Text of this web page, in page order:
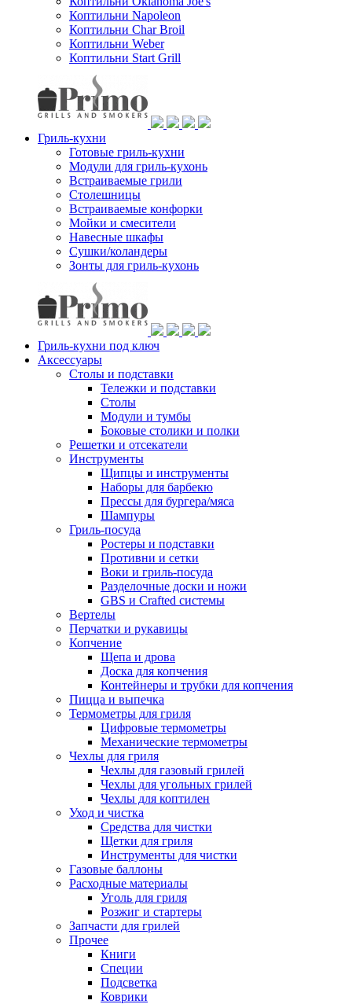
Коптильни Napoleon
Коптильни Char Broil
Коптильни Weber
Коптильни Start Grill
Гриль-кухни
Готовые гриль-кухни
Модули для гриль-кухонь
Встраиваемые грили
Столешницы
Встраиваемые конфорки
Мойки и смесители
Навесные шкафы
Сушки/коландеры
Зонты для гриль-кухонь
Гриль-кухни под ключ
Аксессуары
Столы и подставки
Тележки и подставки
Столы
Модули и тумбы
Боковые столики и полки
Решетки и отсекатели
Инструменты
Щипцы и инструменты
Наборы для барбекю
Прессы для бургера/мяса
Шампуры
Гриль-посуда
Ростеры и подставки
Противни и сетки
Воки и гриль-посуда
Разделочные доски и ножи
GBS и Crafted системы
Вертелы
Перчатки и рукавицы
Копчение
Щепа и дрова
Доска для копчения
Контейнеры и трубки для копчения
Пицца и выпечка
Термометры для гриля
Цифровые термометры
Механические термометры
Чехлы для гриля
Чехлы для газовый грилей
Чехлы для угольных грилей
Чехлы для коптилен
Уход и чистка
Средства для чистки
Щетки для гриля
Инструменты для чистки
Газовые баллоны
Расходные материалы
Уголь для гриля
Розжиг и стартеры
Запчасти для грилей
Прочее
Книги
Специи
Подсветка
Коврики